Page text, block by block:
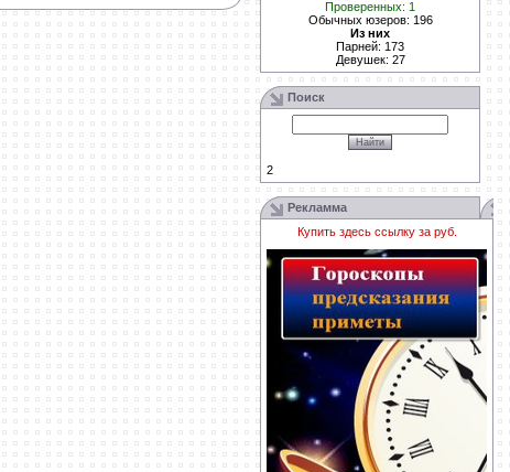
Проверенных: 1
Обычных юзеров: 196
Из них
Парней: 173
Девушек: 27
Поиск
2
Рекламма
Купить здесь ссылку за руб.